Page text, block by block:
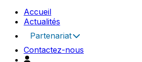
Accueil
Actualités
Partenariat
Contactez-nous